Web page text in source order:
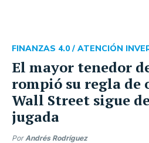
El mayor tenedor
rompió su regla de
Wall Street sigue
jugada
FINANZAS 4.0 / ATENCIÓN
PorAndrés Rodríguez